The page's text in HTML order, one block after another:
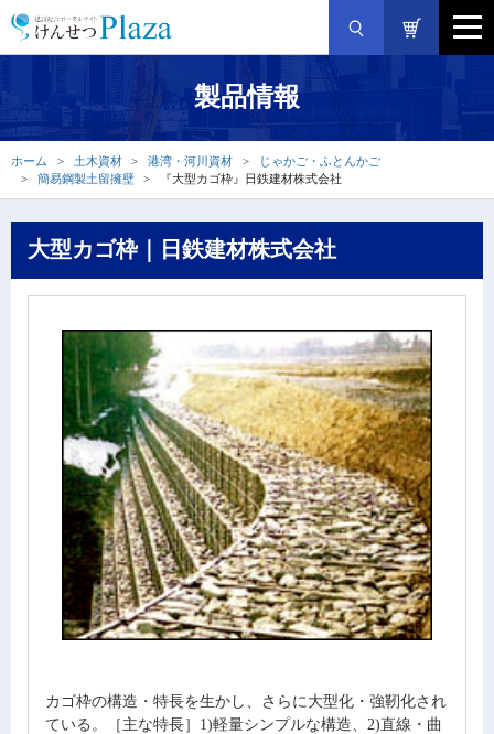
製品情報
ホーム 土木資材 港湾・河川資材
じゃかご・ふとんかご
簡易鋼製土留擁壁
『大型カゴ枠』日鉄建材株式会社
大型カゴ枠｜日鉄建材株式会社
カゴ枠の構造・特長を生かし、さらに大型化・強靭化され
ている。［主な特長］1)軽量シンプルな構造、2)直線・曲